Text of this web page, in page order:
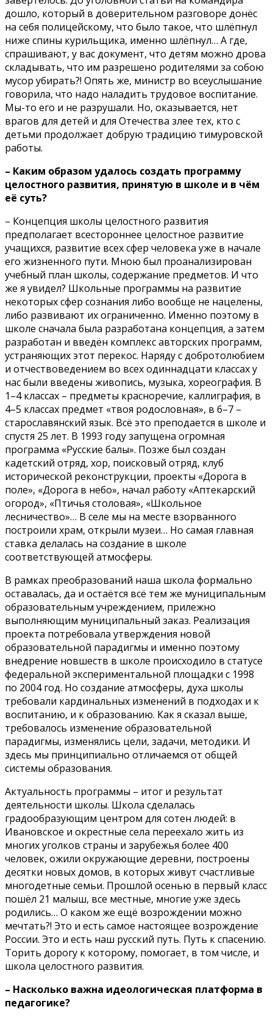
дошло, который в доверительном разговоре донёс
на себя полицейскому, что было такое, что шлёпнул
ниже спины курильщика, именно шлёпнул… А где,
спрашивают, у вас документ, что детям можно дрова
складывать, что им разрешено родителями за собою
мусор убирать?! Опять же, министр во всеуслышание
говорила, что надо наладить трудовое воспитание.
Мы-то его и не разрушали. Но, оказывается, нет
врагов для детей и для Отечества злее тех, кто с
детьми продолжает добрую традицию тимуровской
работы.
– Каким образом удалось создать программу
целостного развития, принятую в школе и в чём
её суть?
– Концепция школы целостного развития
предполагает всестороннее целостное развитие
учащихся, развитие всех сфер человека уже в начале
его жиз­ненного пути. Мною был проанализирован
учебный план школы, содержание предметов. И что
же я увидел? Школьные программы на развитие
некоторых сфер сознания либо вообще не нацелены,
либо развивают их ограниченно. Именно поэтому в
школе сначала была разработана концепция, а затем
разработан и введён комплекс авторских программ,
устраняющих этот перекос. Наряду с добротолюбием
и отчествоведением во всех одиннадцати классах у
нас были введены живопись, музыка, хореография. В
1–4 классах – предметы красноречие, каллиграфия, в
4–5 классах предмет «твоя родословная», в 6–7 –
старославянский язык. Всё это преподается в школе и
спустя 25 лет. В 1993 году запущена огромная
программа «Русские балы». Позже был создан
кадетский отряд, хор, поисковый отряд, клуб
исторической реконструкции, проекты «Дорога в
поле», «Дорога в небо», начал работу «Аптекарский
огород», «Птичья столовая», «Школьное
лесничество»… В селе мы на месте взорванного
построили храм, открыли музеи… Но самая главная
ставка делалась на создание в школе
соответствующей атмосферы.
В рамках преобразований наша школа формально
оставалась, да и остаётся всё тем же муниципальным
образовательным учреждением, прилежно
выполняющим муниципальный заказ. Реализация
проекта потребовала утверждения новой
образователь­ной парадигмы и именно поэтому
внедрение новшеств в школе происходило в статусе
федеральной экспериментальной площадки с 1998
по 2004 год. Но создание атмосферы, духа школы
требовали кардинальных изменений в подходах и к
воспитанию, и к образованию. Как я сказал выше,
требовалось изменение образовательной
парадигмы, изменялись цели, задачи, методики. И
здесь мы принципиально отличаемся от общей
системы образования.
Актуальность программы – итог и результат
деятельности школы. Школа сделалась
градообразующим центром для сотен людей: в
Ивановское и окрестные села переехало жить из
многих уголков страны и зарубежья более 400
человек, ожили окружающие деревни, построены
десятки новых домов, в которых живут счастливые
многодетные семьи. Прошлой осенью в первый класс
пошёл 21 малыш, все местные, многие уже здесь
родились… О каком же ещё возрождении можно
мечтать?! Это и есть самое настоящее возрождение
России. Это и есть наш русский путь. Путь к спасению.
Торить дорогу к которому, помогает, в том числе, и
школа целостного развития.
– Насколько важна идеологическая платформа в
педагогике?